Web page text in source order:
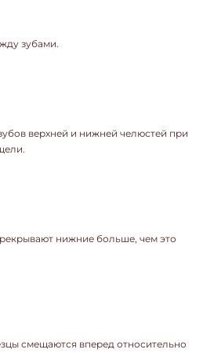
зубами.
верхней и нижней челюстей при
нижние больше, чем это
смещаются вперед относительно